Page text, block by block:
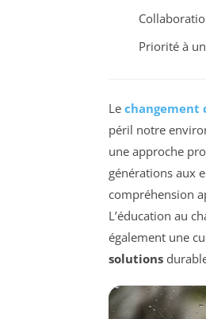
Priorité à
Le changement
péril notre
une approche
générations aux
compréhension
L’éducation au
également une
solutions